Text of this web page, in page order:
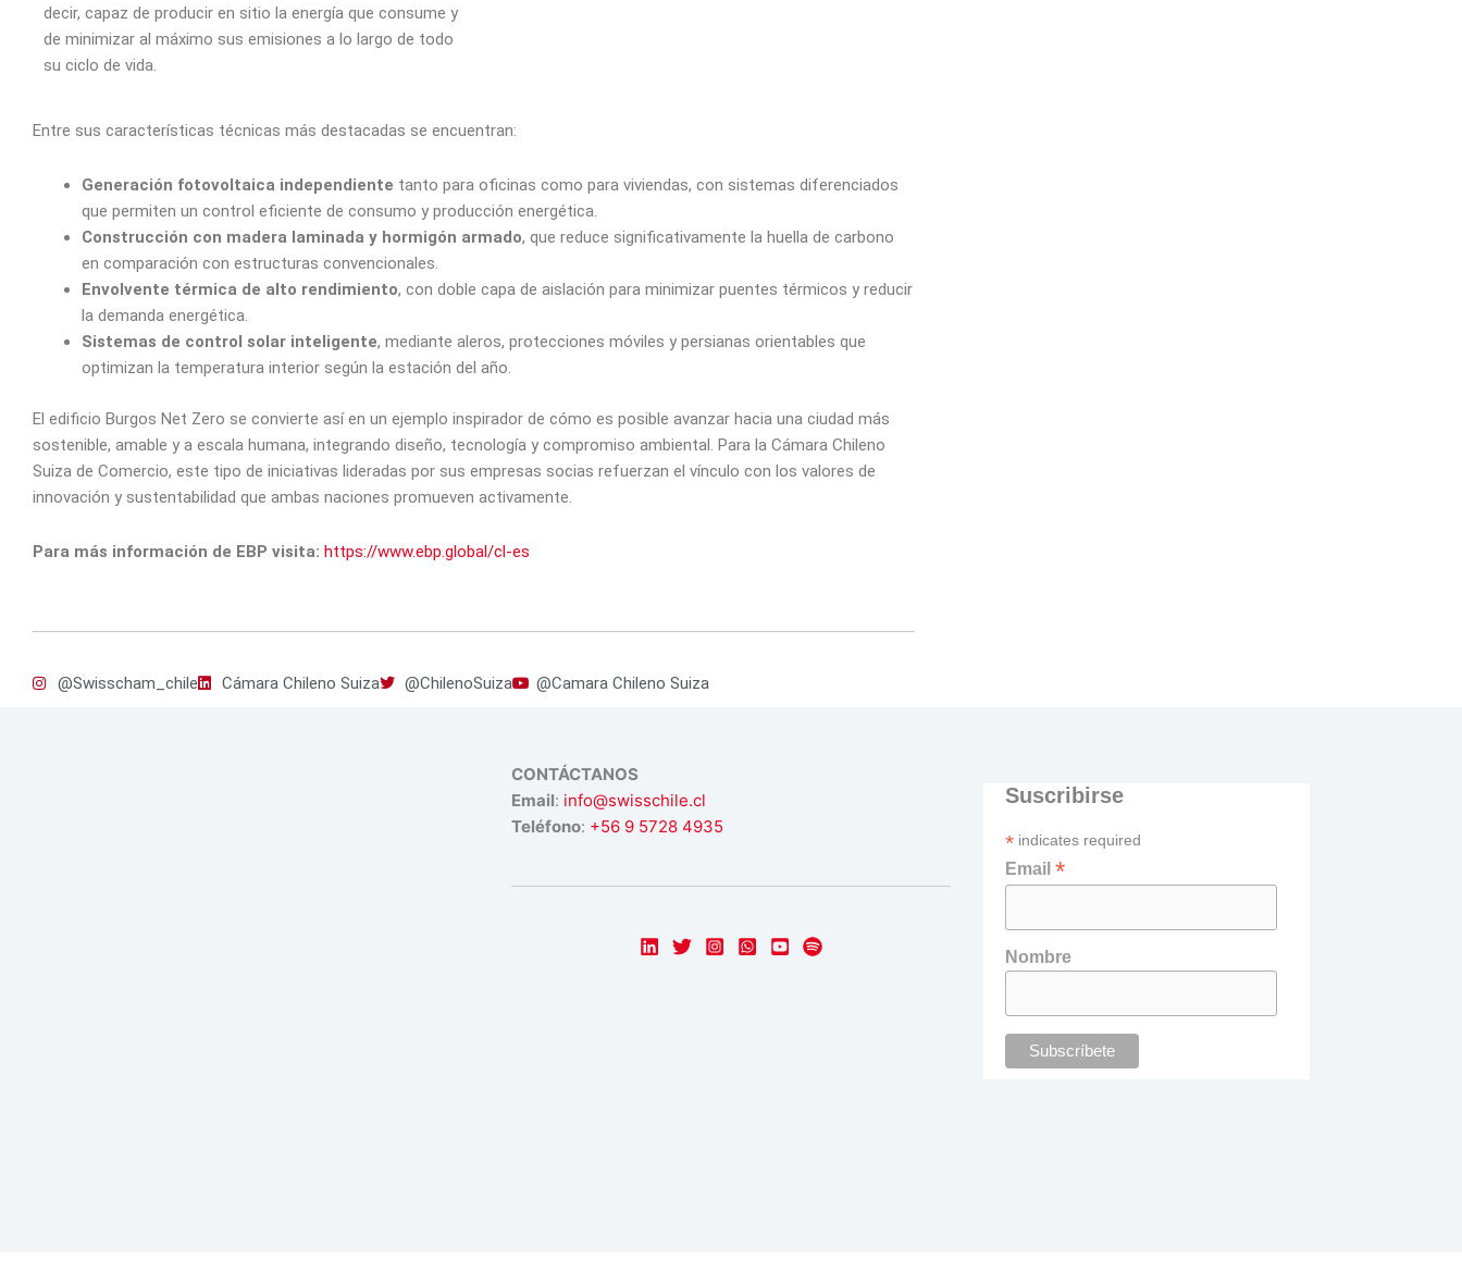
decir, capaz de producir en sitio la energía que consume y
de minimizar al máximo sus emisiones a lo largo de todo
su ciclo de vida.
Entre sus características técnicas más destacadas se encuentran:
Generación fotovoltaica independiente tanto para oficinas como para viviendas, con sistemas diferenciados
que permiten un control eficiente de consumo y producción energética.
Construcción con madera laminada y hormigón armado, que reduce significativamente la huella de carbono
en comparación con estructuras convencionales.
Envolvente térmica de alto rendimiento, con doble capa de aislación para minimizar puentes térmicos y reducir
la demanda energética.
Sistemas de control solar inteligente, mediante aleros, protecciones móviles y persianas orientables que
optimizan la temperatura interior según la estación del año.
El edificio Burgos Net Zero se convierte así en un ejemplo inspirador de cómo es posible avanzar hacia una ciudad más
sostenible, amable y a escala humana, integrando diseño, tecnología y compromiso ambiental. Para la Cámara Chileno
Suiza de Comercio, este tipo de iniciativas lideradas por sus empresas socias refuerzan el vínculo con los valores de
innovación y sustentabilidad que ambas naciones promueven activamente.
Para más información de EBP visita: https://www.ebp.global/cl-es
@Swisscham_chile Cámara Chileno Suiza @ChilenoSuiza @Camara Chileno Suiza
CONTÁCTANOS
Email: info@swisschile.cl
Teléfono: +56 9 5728 4935
Suscribirse
* indicates required
Email*
Nombre